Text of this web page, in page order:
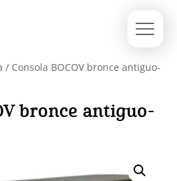
/ Consola BOCOV bronce antiguo-
bronce antiguo-